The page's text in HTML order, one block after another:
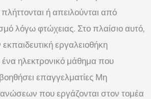
ή απειλούνται από
λόγω φτώχειας. Στο πλαίσιο αυτό,
εργαλειοθήκη
ηλεκτρονικό μάθημα που
επαγγελματίες Μη
που εργάζονται στον τομέα